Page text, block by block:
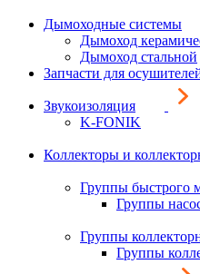
Дымоходные системы
Дымоход
Дымоход стальной
Запчасти для
Звукоизоляция
K-FONIK
Коллекторы и
Группы быстрого
Группы
Группы
Группы